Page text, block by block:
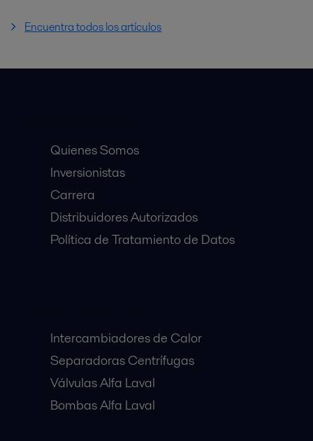
Encuentra todos los artículos
Quienes Somos
Inversionistas
Carrera
Distribuidores Autorizados
Política de Tratamiento de Datos
Intercambiadores de Calor
Separadoras Centrífugas
Válvulas Alfa Laval
Bombas Alfa Laval